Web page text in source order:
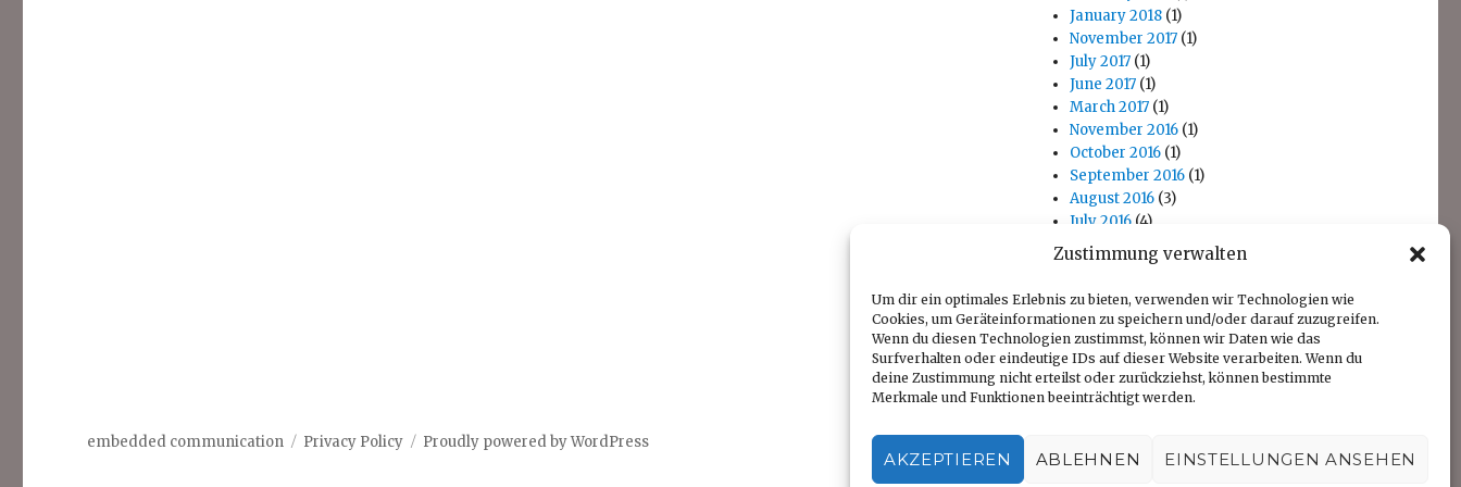
Zustimmung verwalten
Um dir ein optimales Erlebnis zu bieten, verwenden wir Technologien wie
Cookies, um Geräteinformationen zu speichern und/oder darauf zuzugreifen.
Wenn du diesen Technologien zustimmst, können wir Daten wie das
Surfverhalten oder eindeutige IDs auf dieser Website verarbeiten. Wenn du
deine Zustimmung nicht erteilst oder zurückziehst, können bestimmte
Merkmale und Funktionen beeinträchtigt werden.
AKZEPTIEREN ABLEHNEN EINSTELLUNGEN ANSEHEN
January 2018 (1)
November 2017 (1)
July 2017 (1)
June 2017 (1)
March 2017 (1)
November 2016 (1)
October 2016 (1)
September 2016 (1)
August 2016 (3)
July 2016 (4)
April 2016
November 2014
October 2014
embedded communication Privacy Policy Proudly powered by WordPress